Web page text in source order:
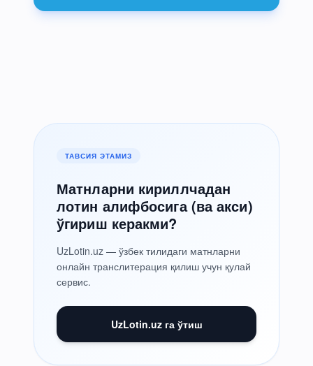
ТАВСИЯ ЭТАМИЗ
Матнларни кириллчадан
лотин алифбосига (ва акси)
ўгириш керакми?
UzLotin.uz — ўзбек тилидаги матнларни
онлайн транслитерация қилиш учун қулай
сервис.
UzLotin.uz га ўтиш